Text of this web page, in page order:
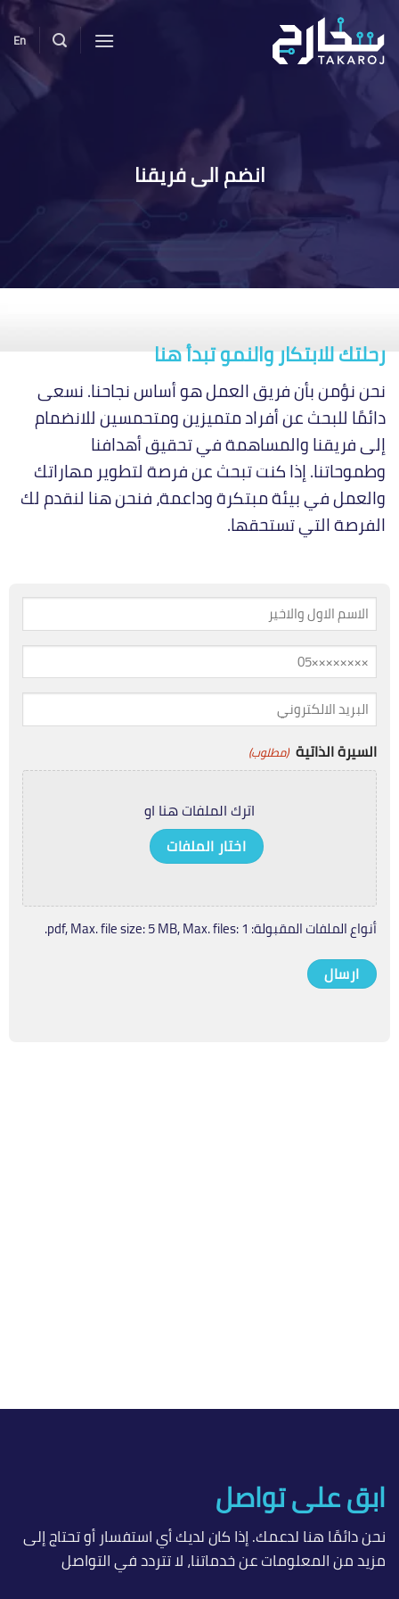
تخطي
للمحتوى
En
انضم الى فريقنا
رحلتك للابتكار والنمو تبدأ هنا
نحن نؤمن بأن فريق العمل هو أساس نجاحنا. نسعى
دائمًا للبحث عن أفراد متميزين ومتحمسين للانضمام
إلى فريقنا والمساهمة في تحقيق أهدافنا
وطموحاتنا. إذا كنت تبحث عن فرصة لتطوير مهاراتك
والعمل في بيئة مبتكرة وداعمة، فنحن هنا لنقدم لك
الفرصة التي تستحقها.
الاسم
كامل
(مطلوب)
الهاتف
/
الجوال
(مطلوب)
البريد
الالكتروني
(مطلوب)
السيرة الذاتية (مطلوب)
اترك الملفات هنا او
اختار الملفات
أنواع الملفات المقبولة: pdf, Max. file size: 5 MB, Max. files: 1.
ابق على تواصل
نحن دائمًا هنا لدعمك. إذا كان لديك أي استفسار أو تحتاج إلى
مزيد من المعلومات عن خدماتنا، لا تتردد في التواصل